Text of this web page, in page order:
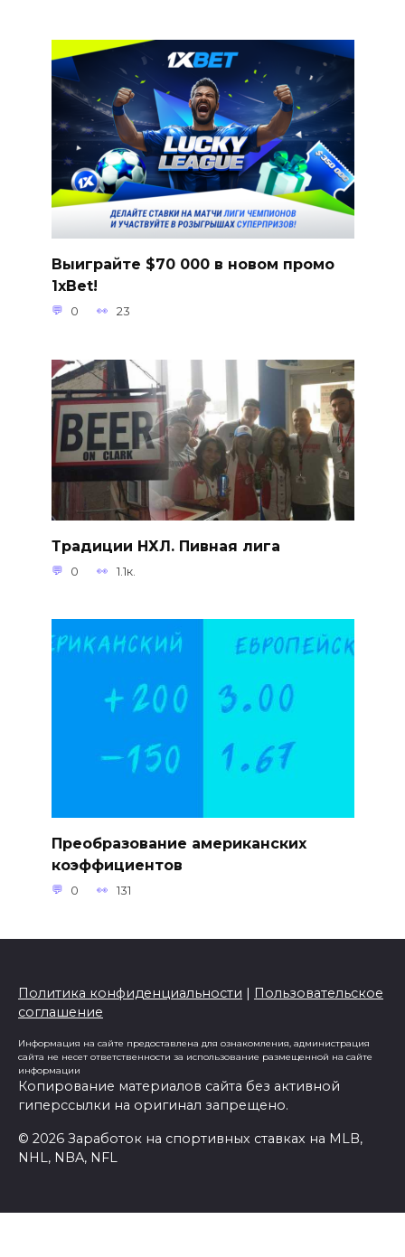
Выиграйте $70 000 в новом промо
1xBet!
0 23
Традиции НХЛ. Пивная лига
0 1.1к.
Преобразование американских
коэффициентов
0 131
Политика конфиденциальности | Пользовательское
соглашение
Информация на сайте предоставлена для ознакомления, администрация
сайта не несет ответственности за использование размещенной на сайте
информации
Копирование материалов сайта без активной
гиперссылки на оригинал запрещено.
© 2026 Заработок на спортивных ставках на MLB,
NHL, NBA, NFL